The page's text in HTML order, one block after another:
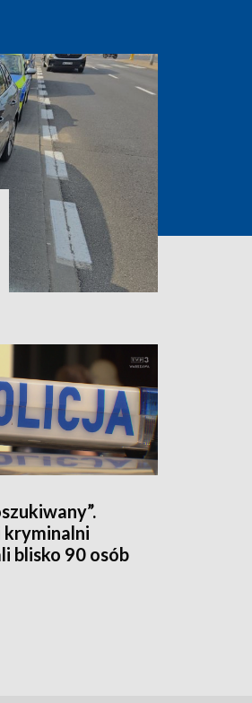
kryminalni
blisko 90 osób